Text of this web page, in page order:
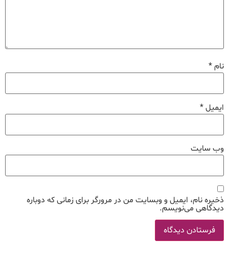
نام*
ایمیل*
وب‌ سایت
ذخیره نام، ایمیل و وبسایت من در مرورگر برای زمانی که دوباره
دیدگاهی می‌نویسم.